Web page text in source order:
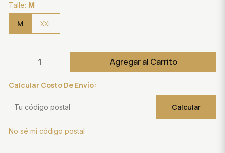
Talle: M
M XXL
Agregar al Carrito
Calcular Costo De Envío:
Calcular
No sé mi código postal